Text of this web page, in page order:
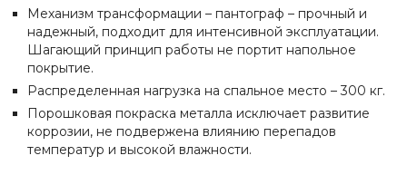
Механизм трансформации – пантограф – прочный и
надежный, подходит для интенсивной эксплуатации.
Шагающий принцип работы не портит напольное
покрытие.
Распределенная нагрузка на спальное место – 300 кг.
Порошковая покраска металла исключает развитие
коррозии, не подвержена влиянию перепадов
температур и высокой влажности.